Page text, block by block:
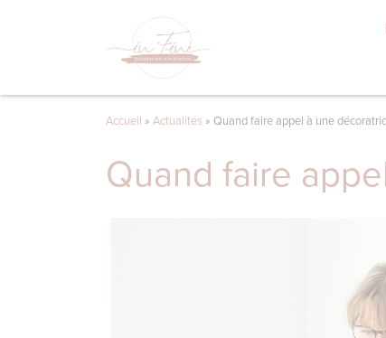
Accueil » Actualités » Quand faire appel à une
Quand faire